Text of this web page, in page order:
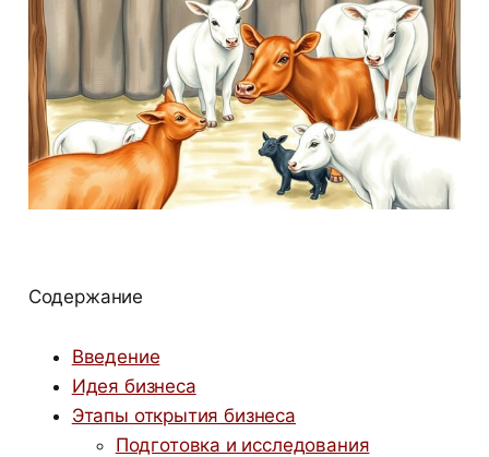
Содержание
Введение
Идея бизнеса
Этапы открытия бизнеса
Подготовка и исследования